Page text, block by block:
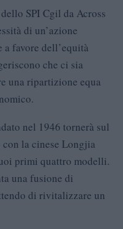
SPI Cgil da Across
di un’azione
favore dell’equità
che ci sia
una ripartizione equa
nel 1946 tornerà sul
la cinese Longjia
primi quattro modelli.
una fusione di
di rivitalizzare un